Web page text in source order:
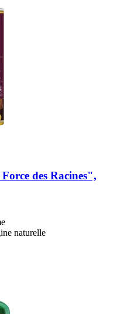
des Racines",
naturelle